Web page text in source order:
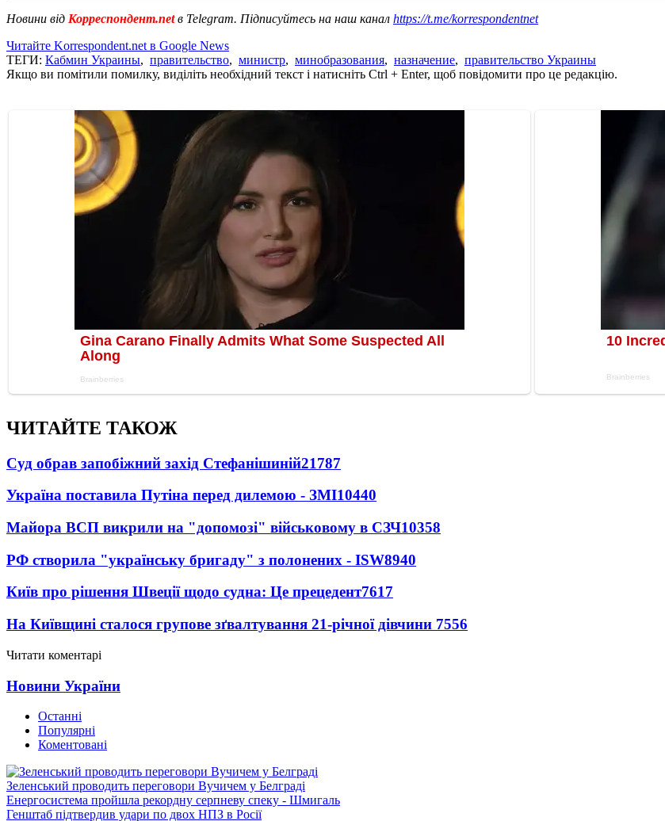
Новини від Корреспондент.netв Telegram. Підписуйтесь на наш канал https://t.me/korrespondentnet
Читайте Korrespondent.net в Google News
ТЕГИ: Кабмин Украины, правительство, министр, минобразования, назначение, правительство Украины
Якщо ви помітили помилку, виділіть необхідний текст і натисніть Ctrl + Enter, щоб повідомити про це редакцію.
ЧИТАЙТЕ ТАКОЖ
Суд обрав запобіжний захід Стефанішиній21787
Україна поставила Путіна перед дилемою - ЗМІ10440
Майора ВСП викрили на "допомозі" військовому в СЗЧ10358
РФ створила "українську бригаду" з полонених - ISW8940
Київ про рішення Швеції щодо судна: Це прецедент7617
На Київщині сталося групове зґвалтування 21-річної дівчини 7556
Читати коментарі
Новини України
Останні
Популярні
Коментовані
Зеленський проводить переговори Вучичем у Белграді
Енергосистема пройшла рекордну серпневу спеку - Шмигаль
Генштаб підтвердив удари по двох НПЗ в Росії